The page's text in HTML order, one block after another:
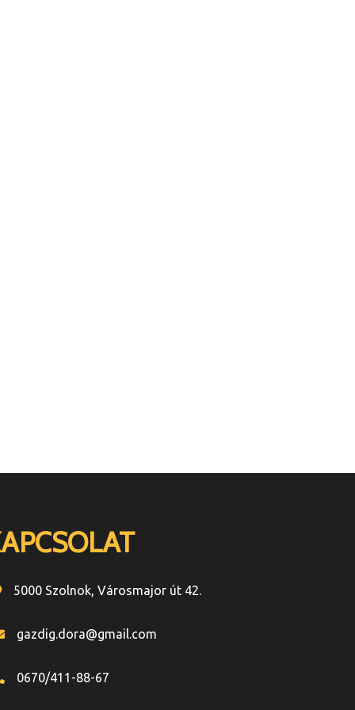
5000 Szolnok, Városmajor út 42.
gazdig.dora@gmail.com
0670/411-88-67